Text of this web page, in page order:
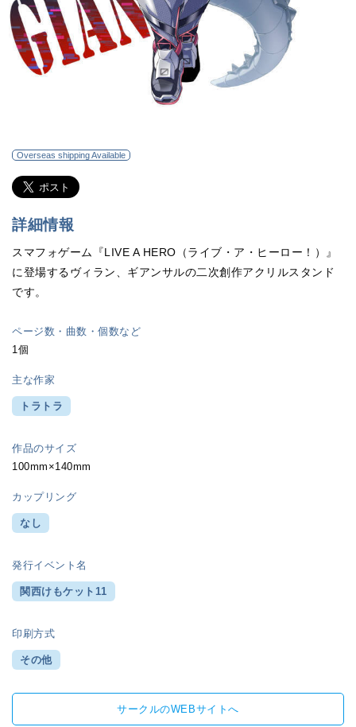
Overseas shipping Available
詳細情報
スマフォゲーム『LIVE A HERO（ライブ・ア・ヒーロー！）』
に登場するヴィラン、ギアンサルの二次創作アクリルスタンド
です。
ページ数・曲数・個数など
1個
主な作家
トラトラ
作品のサイズ
100mm×140mm
カップリング
なし
発行イベント名
関西けもケット11
印刷方式
その他
サークルのWEBサイトへ